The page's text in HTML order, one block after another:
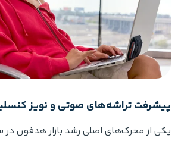
پیشرفت تراشه‌های صوتی و نویز